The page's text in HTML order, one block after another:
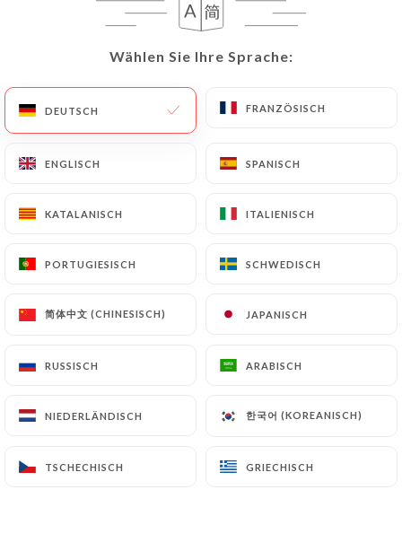
Wählen Sie Ihre Sprache:
DEUTSCH FRANZÖSISCH
ENGLISCH SPANISCH
KATALANISCH ITALIENISCH
PORTUGIESISCH SCHWEDISCH
简体中文 (CHINESISCH) JAPANISCH
RUSSISCH ARABISCH
NIEDERLÄNDISCH 한국어 (KOREANISCH)
TSCHECHISCH GRIECHISCH
START/GALERIE
Wählen Sie Ihre Sprache:
DEUTSCH FRANZÖSISCH
ENGLISCH SPANISCH
KATALANISCH ITALIENISCH
PORTUGIESISCH SCHWEDISCH
简体中文 (CHINESISCH) JAPANISCH
RUSSISCH ARABISCH
NIEDERLÄNDISCH 한국어 (KOREANISCH)
TSCHECHISCH GRIECHISCH